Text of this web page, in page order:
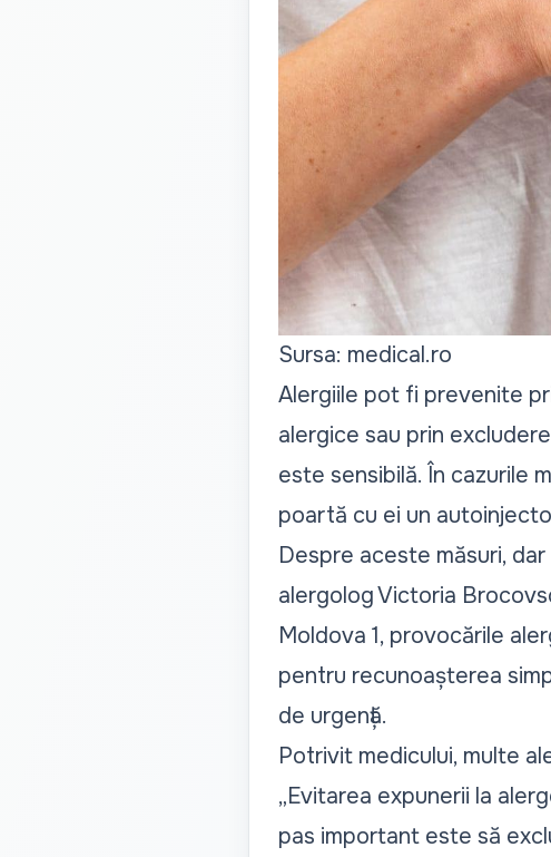
Sursa: medical.ro
Alergiile pot fi prevenite
alergice sau prin
este sensibilă. În cazurile
poartă cu ei un
Despre aceste măsuri,
alergolog Victoria
Moldova 1, provocările
pentru recunoașterea
de urgență.
Potrivit medicului, multe
„Evitarea expunerii la
pas important este să